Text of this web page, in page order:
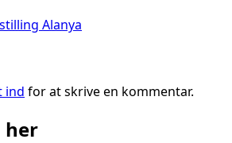
Alanya
ind for at skrive en kommentar.
her